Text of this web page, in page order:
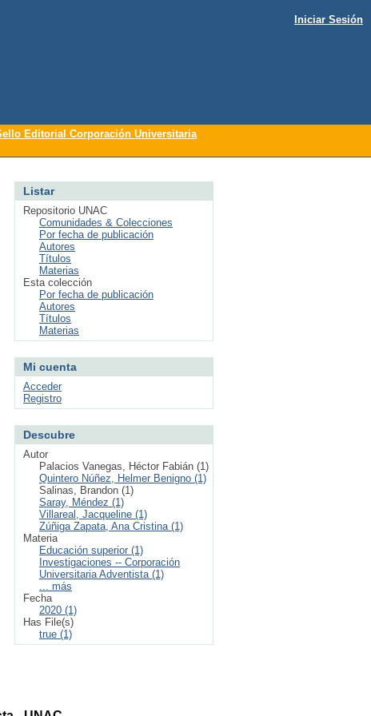
Iniciar Sesión
Editorial Corporación Universitaria
Listar
Repositorio UNAC
Comunidades & Colecciones
Por fecha de publicación
Autores
Títulos
Materias
Esta colección
Por fecha de publicación
Autores
Títulos
Materias
Mi cuenta
Acceder
Registro
Descubre
Autor
Palacios Vanegas, Héctor Fabián (1)
Quintero Núñez, Helmer Benigno (1)
Salinas, Brandon (1)
Saray, Méndez (1)
Villareal, Jacqueline (1)
Zúñiga Zapata, Ana Cristina (1)
Materia
Educación superior (1)
Investigaciones -- Corporación
Universitaria Adventista (1)
... más
Fecha
2020 (1)
Has File(s)
true (1)